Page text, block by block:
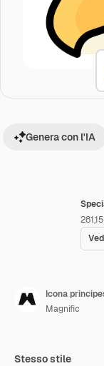
Genera con l'IA
Icona
Magnific
Stesso stile